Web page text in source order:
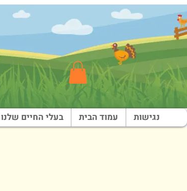
נגישות עמוד הבית בעלי החיים שלנו